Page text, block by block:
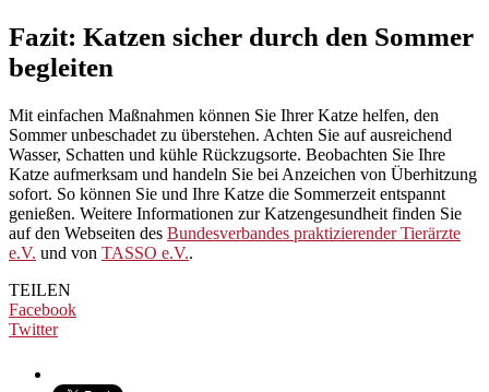
Fazit: Katzen sicher durch den Sommer
begleiten
Mit einfachen Maßnahmen können Sie Ihrer Katze helfen, den
Sommer unbeschadet zu überstehen. Achten Sie auf ausreichend
Wasser, Schatten und kühle Rückzugsorte. Beobachten Sie Ihre
Katze aufmerksam und handeln Sie bei Anzeichen von Überhitzung
sofort. So können Sie und Ihre Katze die Sommerzeit entspannt
genießen. Weitere Informationen zur Katzengesundheit finden Sie
auf den Webseiten des Bundesverbandes praktizierender Tierärzte
e.V. und von TASSO e.V..
TEILEN
Facebook
Twitter